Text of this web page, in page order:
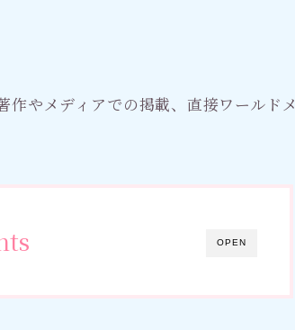
やメディアでの掲載、直接ワールドメ
OPEN